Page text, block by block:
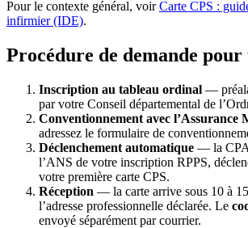
Pour le contexte général, voirCarte CPS :
infirmier (IDE).
Procédure de demande
Inscription au tableau ordinal —
par votre Conseil départemental de
Conventionnement avec l’Assurance
adressez le formulaire de
Déclenchement automatique — la
l’ANS de votre inscription RPPS,
votre première carte CPS.
Réception — la carte arrive sous 10 à
l’adresse professionnelle déclarée. Le
envoyé séparément par courrier.